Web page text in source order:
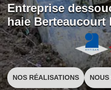
Entreprise
haie Berteaucourt
NOS RÉALISATIONS